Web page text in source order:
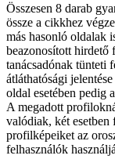
Összesen 8 darab
össze a cikkhez
más hasonló oldalak
beazonosított
tanácsadónak tünteti
átláthatósági
oldal esetében pedig
A megadott
valódiak, két esetben
profilképeiket az
felhasználók